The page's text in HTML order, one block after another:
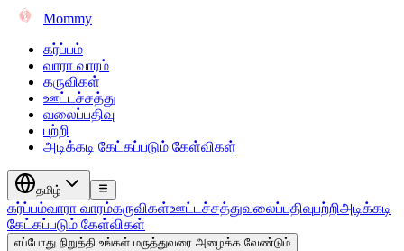
Mommy
கர்ப்பம்
வாரா வாரம்
கருவிகள்
ஊட்டச்சத்து
வலைப்பதிவு
பற்றி
அடிக்கடி கேட்கப்படும் கேள்விகள்
தமிழ்
கர்ப்பம்வாரா வாரம்கருவிகள்ஊட்டச்சத்துவலைப்பதிவுபற்றிஅடிக்கடி
கேட்கப்படும் கேள்விகள்
எப்போது நிறுத்தி உங்கள் மருத்துவரை அழைக்க வேண்டும்